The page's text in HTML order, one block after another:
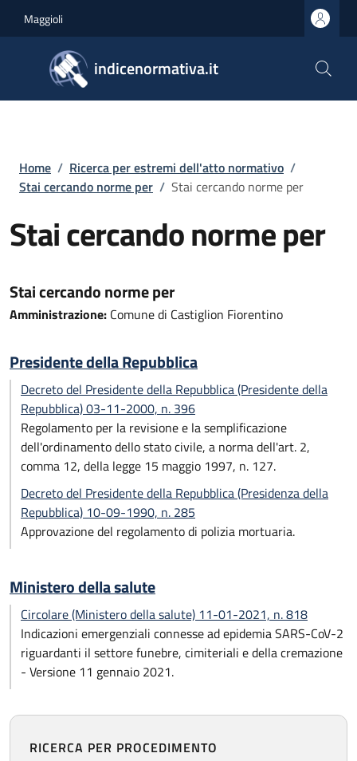
Maggioli
indicenormativa.it
Briciole di pane
Home / Ricerca per estremi dell'atto normativo /
Stai cercando norme per / Stai cercando norme per
Stai cercando norme per
Stai cercando norme per
Amministrazione: Comune di Castiglion Fiorentino
Presidente della Repubblica
Decreto del Presidente della Repubblica (Presidente della
Repubblica) 03-11-2000, n. 396
Regolamento per la revisione e la semplificazione
dell'ordinamento dello stato civile, a norma dell'art. 2,
comma 12, della legge 15 maggio 1997, n. 127.
Decreto del Presidente della Repubblica (Presidenza della
Repubblica) 10-09-1990, n. 285
Approvazione del regolamento di polizia mortuaria.
Ministero della salute
Circolare (Ministero della salute) 11-01-2021, n. 818
Indicazioni emergenziali connesse ad epidemia SARS-CoV-2
riguardanti il settore funebre, cimiteriali e della cremazione
- Versione 11 gennaio 2021.
RICERCA PER PROCEDIMENTO